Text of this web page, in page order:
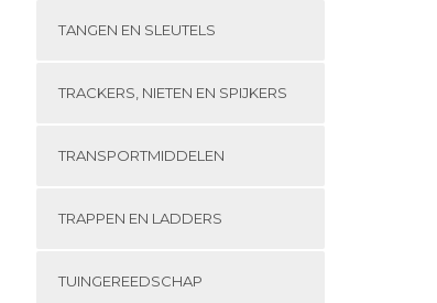
TANGEN EN SLEUTELS
TRACKERS, NIETEN EN SPIJKERS
TRANSPORTMIDDELEN
TRAPPEN EN LADDERS
TUINGEREEDSCHAP